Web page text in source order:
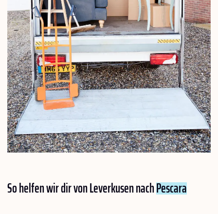
So helfen wir dir von Leverkusen nachPescara